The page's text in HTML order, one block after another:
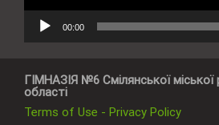
00:00
ГІМНАЗІЯ №6 Смілянської міської
області
Terms of Use - Privacy Policy